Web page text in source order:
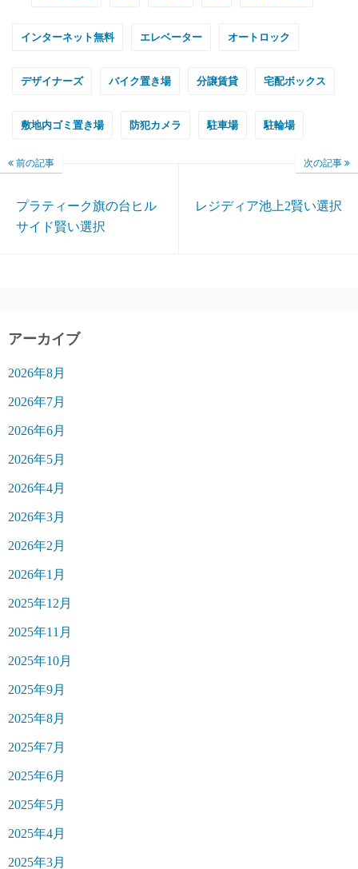
インターネット無料 エレベーター オートロック
デザイナーズ バイク置き場 分譲賃貸 宅配ボックス
敷地内ゴミ置き場 防犯カメラ 駐車場 駐輪場
前の記事
プラティーク旗の台ヒル
サイド賢い選択
次の記事
レジディア池上2賢い選択
アーカイブ
2026年8月
2026年7月
2026年6月
2026年5月
2026年4月
2026年3月
2026年2月
2026年1月
2025年12月
2025年11月
2025年10月
2025年9月
2025年8月
2025年7月
2025年6月
2025年5月
2025年4月
2025年3月